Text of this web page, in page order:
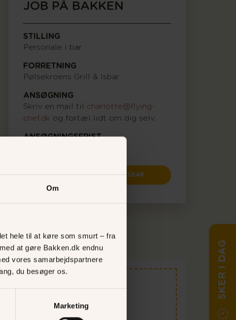
Om
hele til at køre som smurt – fra
at gøre Bakken.dk endnu
vores samarbejdspartnere
du besøger os.
Marketing
SKER I DAG
JOB PÅ BAKKEN
STILLING
Personale i bar
FORRETNING
Pølsekroens Grill & Isbar
ANSØGNING
Skriv en mail til charlotte@flying-
chef.dk og fortæl lidt om dig selv.
ANSØGNINGSFRIST
PØLSEKROENS GRILL & ISBAR